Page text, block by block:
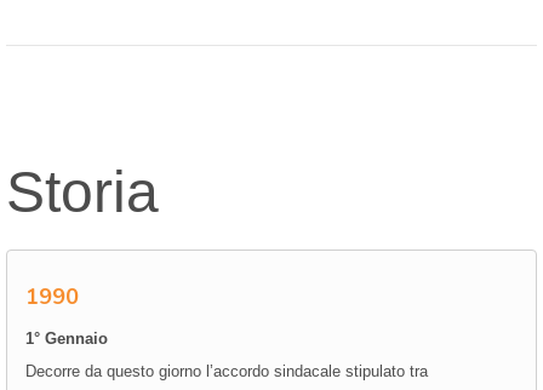
Storia
1990
1° Gennaio
Decorre da questo giorno l’accordo sindacale stipulato tra